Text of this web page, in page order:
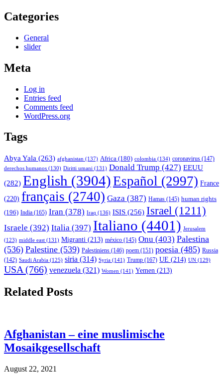
Categories
General
slider
Meta
Log in
Entries feed
Comments feed
WordPress.org
Tags
Abya Yala (263) afghanistan (137) Africa (180) colombia (134) coronavirus (147)
derechos humanos (130) Diritti umani (131) Donald Trump (427) EEUU
(282) English (3904)Español (2997) France
(220) français (2740) Gaza (387) Hamas (145) human rights
(196) India (165) Iran (378) Iraq (136) ISIS (256) Israel (1211)
Israele (392) Italia (397) Italiano (4401) Jerusalem
(123) middle east (131) Migranti (213) méxico (145) Onu (403) Palestina
(536) Palestine (539) Palestiniens (146) poem (151) poesia (485) Russia
(142) Saudi Arabia (125) siria (314) Syria (141) Trump (167) UE (214) UN (129)
USA (766) venezuela (321) Women (141) Yemen (213)
Related Posts
Afghanistan – eine muslimische
Mosaikgesellschaft
August 22, 2021